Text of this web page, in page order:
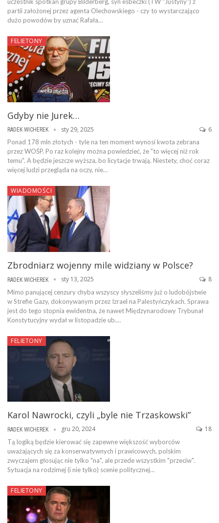
partii założonej przez agenta Olechowskiego - czy to wystarczająco
dużo powodów by uznać Rafała…
FELIETONY
Gdyby nie Jurek…
RADEK WICHEREK sty 29, 2025 6
Ponad 178 mln złotych - tyle na ten moment wynosi kwota zebrana
przez WOŚP. Po raz kolejny można powiedzieć, że "to więcej niż rok
temu". A będzie jeszcze wyższa, bo licytacje trwają. Niestety, choć coraz
więcej ludzi przegląda na oczy, nie…
WIADOMOŚCI
Zbrodniarz wojenny mile widziany w Polsce?
RADEK WICHEREK sty 13, 2025 8
Mimo panującej cenzury chyba wszyscy słyszeliśmy już o ludobójstwie
w Strefie Gazy, dokonywanym przez Izrael na Palestyńczykach. Sprawa
jest do tego stopnia ewidentna, że nawet Międzynarodowy Trybunał
Konstytucyjny wydał w listopadzie ub.…
FELIETONY
Karol Nawrocki, czyli „byle nie Trzaskowski”
RADEK WICHEREK gru 20, 2024 18
Tą logiką będzie kierować się zapewne większość wyborców
uważających się za konserwatywnych i prawicowych, polskim
zwyczajem głosując nie tylko "na", ale przede wszystkim "przeciw".
Sytuacja na rodzimej (i nie tylko) scenie politycznej…
FELIETONY